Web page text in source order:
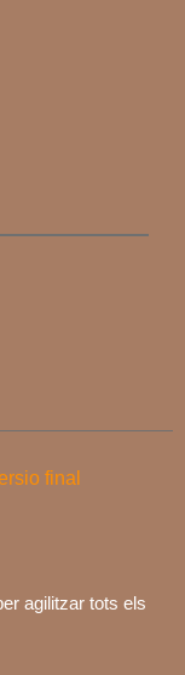
agilitzar tots els